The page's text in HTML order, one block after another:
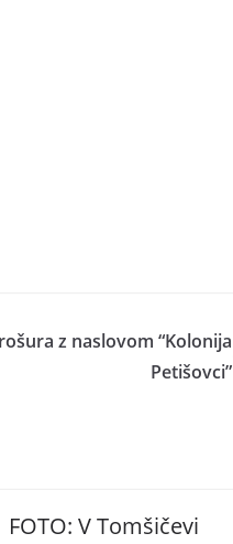
z naslovom “Kolonija
Petišovci”
FOTO: V Tomšičevi